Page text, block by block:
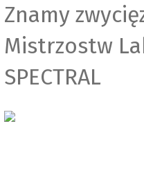
Znamy
Mistrzostw
SPECTRAL